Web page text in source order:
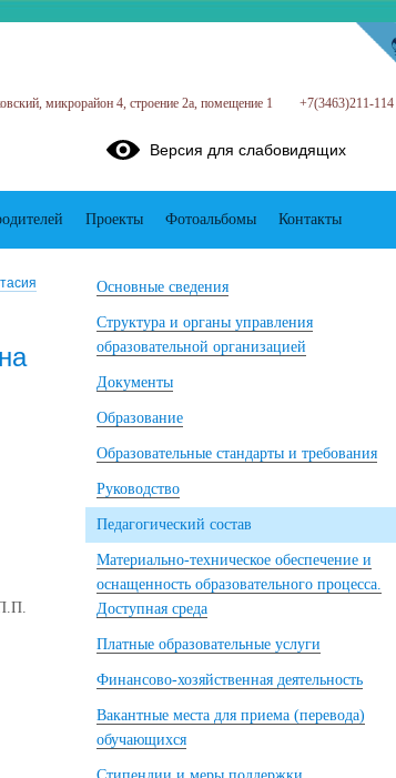
Основные сведения
Структура и органы управления
образовательной организацией
Документы
Образование
Образовательные стандарты и требования
Руководство
Педагогический состав
Материально-техническое обеспечение и
оснащенность образовательного процесса.
Доступная среда
Платные образовательные услуги
Финансово-хозяйственная деятельность
Вакантные места для приема (перевода)
обучающихся
микрорайон 4, строение 2а, помещение 1 +7(3463)211-114
Версия для слабовидящих
Проекты Фотоальбомы Контакты